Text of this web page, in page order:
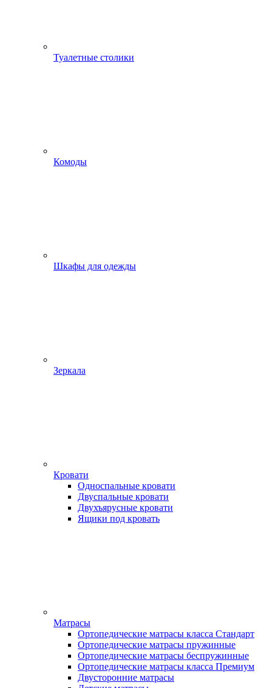
Туалетные столики
Комоды
Шкафы для одежды
Зеркала
Кровати
Односпальные кровати
Двуспальные кровати
Двухъярусные кровати
Ящики под кровать
Матрасы
Ортопедические матрасы класса Стандарт
Ортопедические матрасы пружинные
Ортопедические матрасы беспружинные
Ортопедические матрасы класса Премиум
Двусторонние матрасы